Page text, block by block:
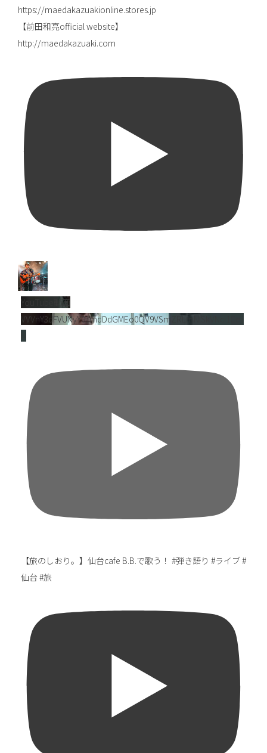
https://maedakazuakionline.stores.jp
【前田和亮official website】
http://maedakazuaki.com
YouTube動画
VVVnY3dFVUNyY01mdDdGMEo0QV9VSmZRLmNlSkVNci1Cejl
【旅のしおり。】仙台cafe B.B.で歌う！ #弾き語り #ライブ #
仙台 #旅